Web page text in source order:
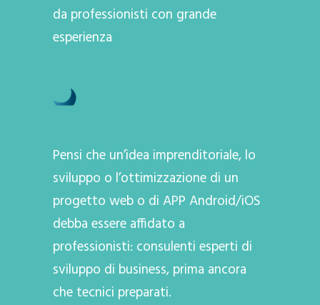
da professionisti con grande
esperienza
Pensi che un’idea imprenditoriale, lo
sviluppo o l’ottimizzazione di un
progetto web o di APP Android/iOS
debba essere affidato a
professionisti: consulenti esperti di
sviluppo di business, prima ancora
che tecnici preparati.